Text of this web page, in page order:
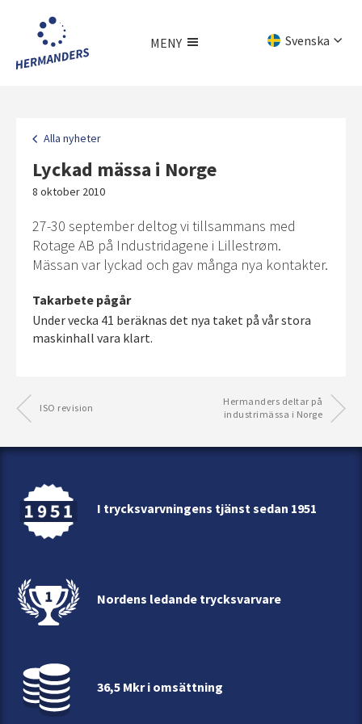
huvudinnehållet
Svenska
MENY
Alla nyheter
Lyckad mässa i Norge
8 oktober 2010
27-30 september deltog vi tillsammans med
Rotage AB på Industridagene i Lillestrøm.
Mässan var lyckad och gav många nya kontakter.
Takarbete pågår
Under vecka 41 beräknas det nya taket på vår stora
maskinhall vara klart.
ISO revision
Hermanders deltar på
industrimässa i Norge
I trycksvarvningens tjänst sedan 1951
Nordens ledande trycksvarvare
36,5 Mkr i omsättning